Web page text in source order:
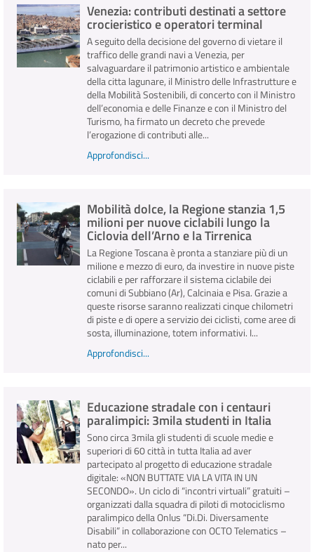
Venezia: contributi destinati a settore
crocieristico e operatori terminal
A seguito della decisione del governo di vietare il
traffico delle grandi navi a Venezia, per
salvaguardare il patrimonio artistico e ambientale
della citta lagunare, il Ministro delle Infrastrutture e
della Mobilità Sostenibili, di concerto con il Ministro
dell’economia e delle Finanze e con il Ministro del
Turismo, ha firmato un decreto che prevede
l’erogazione di contributi alle...
Approfondisci...
Mobilità dolce, la Regione stanzia 1,5
milioni per nuove ciclabili lungo la
Ciclovia dell’Arno e la Tirrenica
La Regione Toscana è pronta a stanziare più di un
milione e mezzo di euro, da investire in nuove piste
ciclabili e per rafforzare il sistema ciclabile dei
comuni di Subbiano (Ar), Calcinaia e Pisa. Grazie a
queste risorse saranno realizzati cinque chilometri
di piste e di opere a servizio dei ciclisti, come aree di
sosta, illuminazione, totem informativi. I...
Approfondisci...
Educazione stradale con i centauri
paralimpici: 3mila studenti in Italia
Sono circa 3mila gli studenti di scuole medie e
superiori di 60 città in tutta Italia ad aver
partecipato al progetto di educazione stradale
digitale: «NON BUTTATE VIA LA VITA IN UN
SECONDO». Un ciclo di “incontri virtuali” gratuiti –
organizzati dalla squadra di piloti di motociclismo
paralimpico della Onlus “Di.Di. Diversamente
Disabili” in collaborazione con OCTO Telematics –
nato per...